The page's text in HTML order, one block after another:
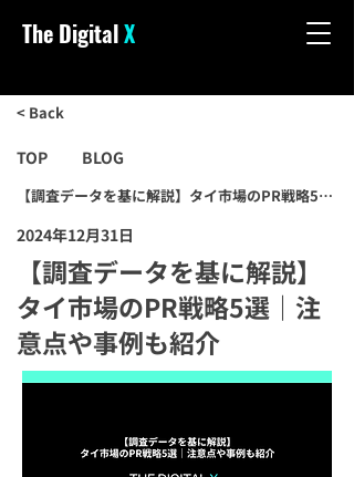
The DigitalX
< Back
TOP BLOG
【調査データを基に解説】タイ市場のPR戦略5選｜
2024年12月31日
【調査データを基に解説】
タイ市場のPR戦略5選｜注
意点や事例も紹介